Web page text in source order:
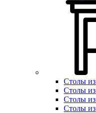
Столы
Столы из
Столы из
Столы